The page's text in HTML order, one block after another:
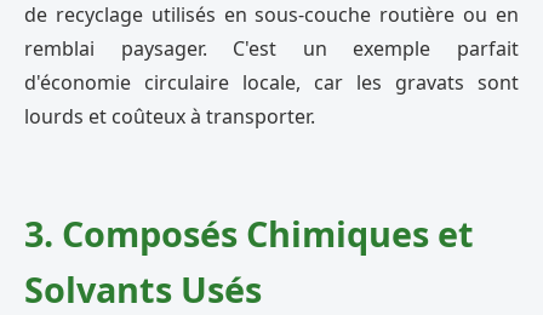
de recyclage utilisés en sous-couche routière ou en
remblai paysager. C'est un exemple parfait
d'économie circulaire locale, car les gravats sont
lourds et coûteux à transporter.
3. Composés Chimiques et
Solvants Usés